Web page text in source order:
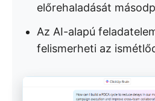
előrehaladását
Az AI-alapú
felismerheti az